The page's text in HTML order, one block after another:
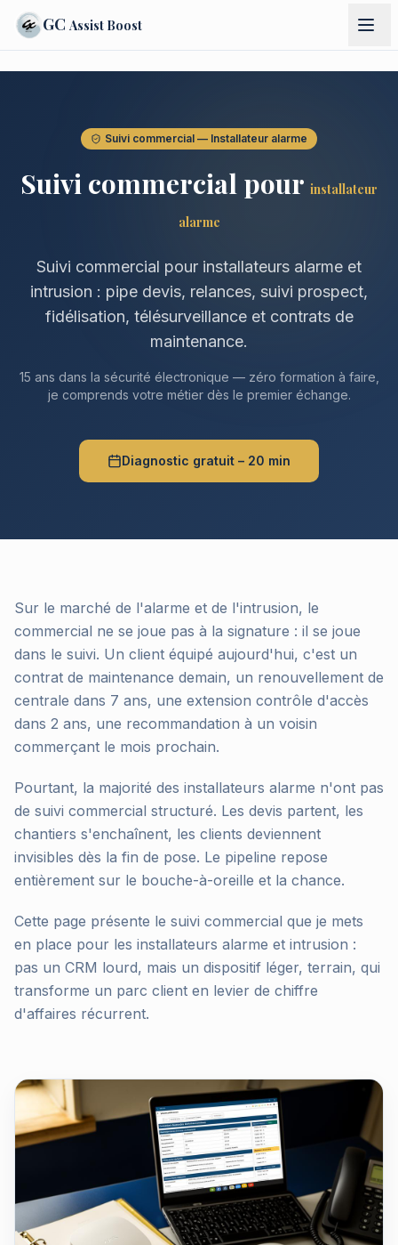
GC Assist Boost
Suivi commercial — Installateur alarme
Suivi commercial pour installateur
alarme
Suivi commercial pour installateurs alarme et
intrusion : pipe devis, relances, suivi prospect,
fidélisation, télésurveillance et contrats de
maintenance.
15 ans dans la sécurité électronique — zéro formation à faire,
je comprends votre métier dès le premier échange.
Diagnostic gratuit – 20 min
Sur le marché de l'alarme et de l'intrusion, le
commercial ne se joue pas à la signature : il se joue
dans le suivi. Un client équipé aujourd'hui, c'est un
contrat de maintenance demain, un renouvellement de
centrale dans 7 ans, une extension contrôle d'accès
dans 2 ans, une recommandation à un voisin
commerçant le mois prochain.
Pourtant, la majorité des installateurs alarme n'ont pas
de suivi commercial structuré. Les devis partent, les
chantiers s'enchaînent, les clients deviennent
invisibles dès la fin de pose. Le pipeline repose
entièrement sur le bouche-à-oreille et la chance.
Cette page présente le suivi commercial que je mets
en place pour les installateurs alarme et intrusion :
pas un CRM lourd, mais un dispositif léger, terrain, qui
transforme un parc client en levier de chiffre
d'affaires récurrent.